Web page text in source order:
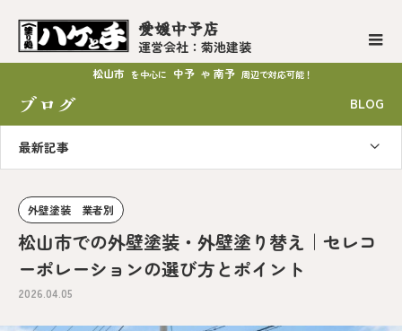
愛媛中予店
運営会社：菊池建装
松山市 を中心に 中予 や 南予 周辺で対応可能！
ブログ BLOG
最新記事
外壁塗装 業者別
松山市での外壁塗装・外壁塗り替え｜セレコ
ーポレーションの選び方とポイント
2026.04.05